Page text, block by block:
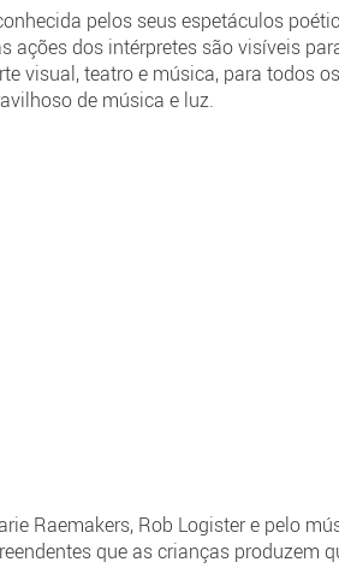
pelos seus espetáculos
ações dos intérpretes são visíveis
visual, teatro e música, para todos
de música e luz.
Raemakers, Rob Logister e pelo
que as crianças produzem